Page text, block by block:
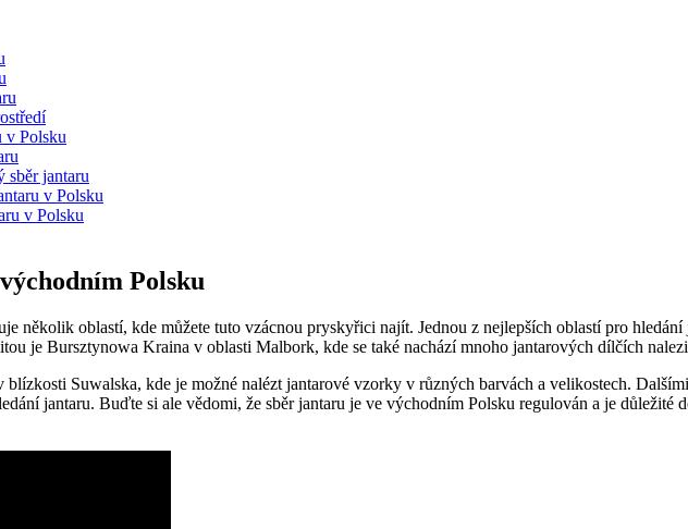
v Polsku
sběr jantaru
v Polsku
v Polsku
Polsku
několik oblastí, kde můžete tuto vzácnou pryskyřici najít. Jednou z nejlepších oblastí pro hledání
je Bursztynowa Kraina v oblasti Malbork, kde se také nachází mnoho jantarových dílčích
Suwalska, kde je možné nalézt jantarové vzorky v různých barvách a velikostech.
jantaru. Buďte si ale vědomi, že sběr jantaru je ve východním Polsku regulován a je důležité